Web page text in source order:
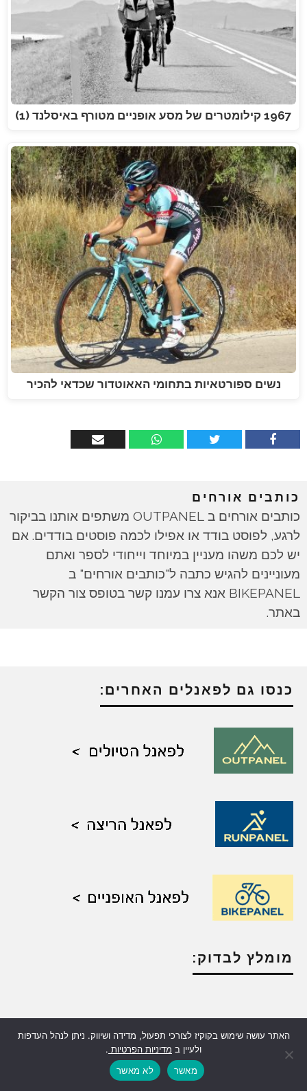
1967 קילומטרים של מסע אופניים מטורף באיסלנד (1)
נשים ספורטאיות בתחומי האאוטדור שכדאי להכיר
כותבים אורחים
כותבים אורחים ב OUTPANEL משתפים אותנו בביקור
לרגע, לפוסט בודד או אפילו לכמה פוסטים בודדים. אם
יש לכם משהו מעניין במיוחד וייחודי לספר ואתם
מעוניינים להגיש כתבה ל"כותבים אורחים" ב
BIKEPANEL אנא צרו עמנו קשר בטופס צור הקשר
באתר.
כנסו גם לפאנלים האחרים:
מומלץ לבדוק:
האתר עושה שימוש בקוקיז לצורכי תפעול, מדידה ושיווק. ניתן לנהל העדפות
ולעיין ב מדיניות הפרטיות .
מאשר
לא מאשר